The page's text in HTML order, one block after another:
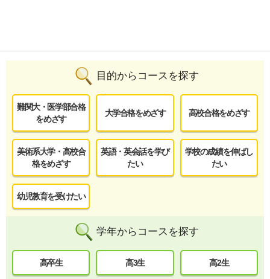
目的からコースを探す
難関大・医学部合格
をめざす
大学合格をめざす 高校合格をめざす
美術系大学・高校合
格をめざす
英語・英会話を学び
たい
学校の成績を伸ばし
たい
幼児教育を受けたい
学年からコースを探す
高卒生 高3生 高2生